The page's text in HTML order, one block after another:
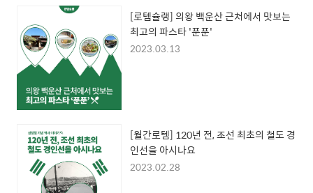
[로템슐랭] 의왕 백운산 근처에서 맛보는
최고의 파스타 '푼푼'
2023.03.13
[월간로템] 120년 전, 조선 최초의 철도 경
인선을 아시나요
2023.02.28